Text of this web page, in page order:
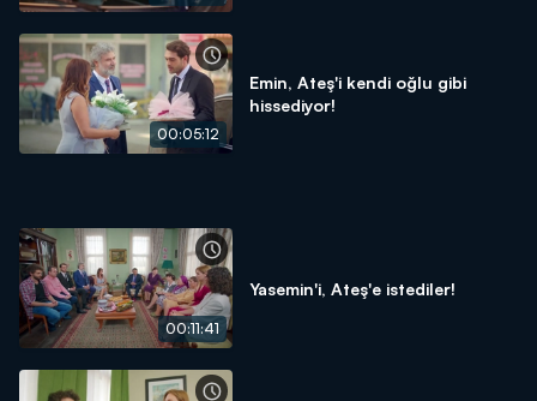
00:05:12
Emin, Ateş'i kendi oğlu gibi
hissediyor!
00:11:41
Yasemin'i, Ateş'e istediler!